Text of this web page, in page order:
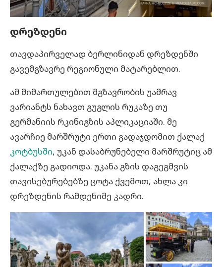
დრეზდენი
თავდაპირველად ბერლინიდან დრეზდენში
გავემგზავრე რეგიონული მატარებლით.
ამ მიმართულებით მგზავრობის უამრავ
ვარიანტს ნახავთ გუგლის რუკაზე თუ
გერმანიის რკინიგზის აპლიკაციაში. მე
ავარჩიე მარშრუტი ერთი გადაჯდომით ქალაქ
კოტბუსში, უკან დასაბრუნებელი მარშრუტიც ამ
ქალაქზე გადიოდა. უკანა გზის დაგეგმვის
თავისებურებებზე ცოტა ქვემოთ, ახლა კი
დრეზდენის რამდენიმე კადრი.